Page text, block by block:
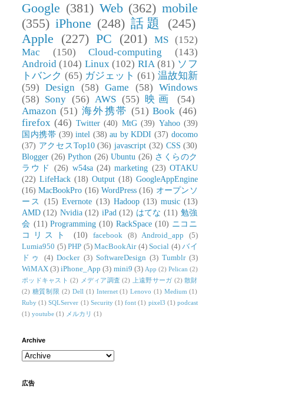
Google (381) Web (362) mobile
(355) iPhone (248) 話題
(245)
Apple (227) PC (201) MS (152)
Mac
(150) Cloud-computing
(143)
Android (104) Linux (102) RIA (81) ソフ
トバンク (65) ガジェット (61) 温故知新
(59)
Design (58) Game (58) Windows
(58) Sony (56) AWS (55) 映画
(54)
Amazon (51) 海外携帯 (51) Book (46)
firefox (46) Twitter (40) MtG (39) Yahoo (39)
国内携帯 (39) intel (38) au by KDDI (37) docomo
(37) アクセスTop10 (36) javascript (32) CSS (30)
Blogger (26) Python (26) Ubuntu (26) さくらのク
ラウド
(26) w54sa (24) marketing (23) OTAKU
(22) LifeHack (18) Output (18) GoogleAppEngine
(16) MacBookPro (16) WordPress (16) オープンソ
ース
(15) Evernote (13) Hadoop (13) music (13)
AMD (12) Nvidia (12) iPad (12) はてな (11) 勉強
会 (11) Programming (10) RackSpace (10) ニコニ
コリスト
(10) facebook (8) Android_app
(5)
Lumia950 (5) PHP (5) MacBookAir (4) Social (4) バイ
ドゥ
(4) Docker (3) SoftwareDesign (3) Tumblr (3)
WiMAX (3) iPhone_App (3) mini9 (3) App (2) Pelican (2)
ポッドキャスト (2) メディア調査 (2) 上遠野サーガ (2) 散財
(2) 糖質制限 (2) Dell (1) Internet (1) Lenovo (1) Medium (1)
Ruby (1) SQLServer (1) Security (1) font (1) pixel3 (1) podcast
(1) youtube (1) メルカリ (1)
Archive
広告